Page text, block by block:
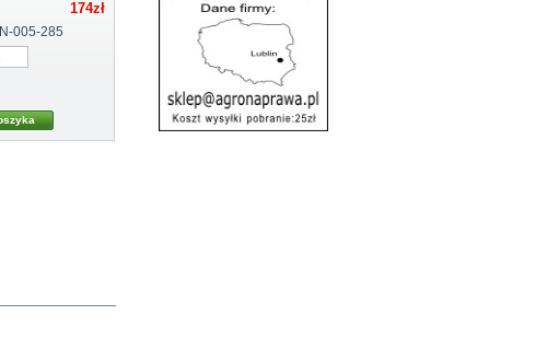
174zł
005-285